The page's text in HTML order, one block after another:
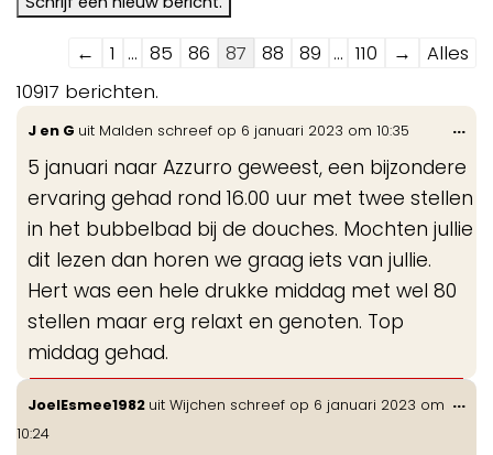
Navigatie
door
de
gastenboek-
lijst
← 1 ... 85 86 87 88 89 ... 110 →
Alles
10917 berichten.
J en G uit Malden schreef op 6 januari 2023 om 10:35
5 januari naar Azzurro geweest, een bijzondere
ervaring gehad rond 16.00 uur met twee stellen
in het bubbelbad bij de douches. Mochten jullie
dit lezen dan horen we graag iets van jullie.
Hert was een hele drukke middag met wel 80
stellen maar erg relaxt en genoten. Top
middag gehad.
...
JoelEsmee1982 uit Wijchen schreef op 6 januari 2023 om
10:24
...